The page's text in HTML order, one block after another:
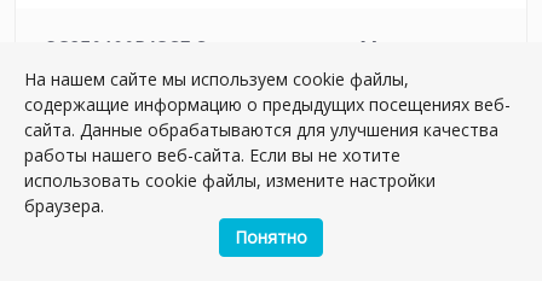
SG850190R/GCF Ступень клееная Монте
Тиберио серый светлый матовый 33x80x0,9
Артикул:SG850190R/GCF
Размер: 80*33 см
Вес: 6.9 кг
Плиток в упаковке:
4 644.54 руб.
На нашем сайте мы используем cookie файлы,
содержащие информацию о предыдущих посещениях веб-
сайта. Данные обрабатываются для улучшения качества
работы нашего веб-сайта. Если вы не хотите
использовать cookie файлы, измените настройки
браузера.
Понятно